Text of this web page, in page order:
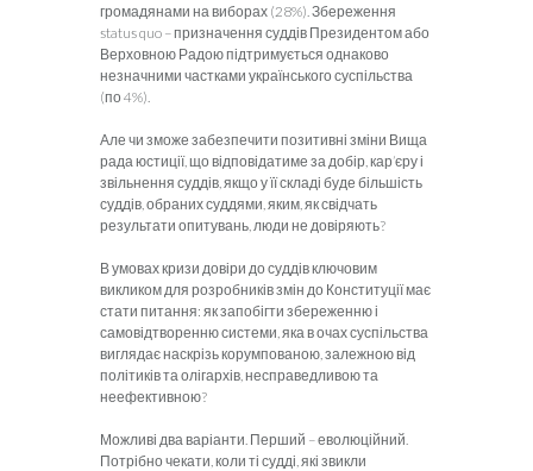
громадянами на виборах (28%). Збереження
status quo – призначення суддів Президентом або
Верховною Радою підтримується однаково
незначними частками українського суспільства
(по 4%).
Але чи зможе забезпечити позитивні зміни Вища
рада юстиції, що відповідатиме за добір, кар’єру і
звільнення суддів, якщо у її складі буде більшість
суддів, обраних суддями, яким, як свідчать
результати опитувань, люди не довіряють?
В умовах кризи довіри до суддів ключовим
викликом для розробників змін до Конституції має
стати питання: як запобігти збереженню і
самовідтворенню системи, яка в очах суспільства
виглядає наскрізь корумпованою, залежною від
політиків та олігархів, несправедливою та
неефективною?
Можливі два варіанти. Перший – еволюційний.
Потрібно чекати, коли ті судді, які звикли